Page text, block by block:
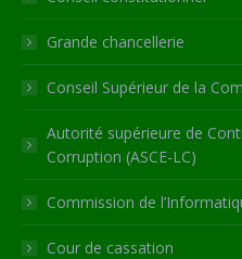
Grande chancellerie
Conseil Supérieur de la
Autorité supérieure de
Corruption (ASCE-LC)
Commission de
Cour de cassation